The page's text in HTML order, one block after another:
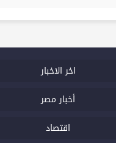
اخر الاخبار
أخبار مصر
اقتصاد